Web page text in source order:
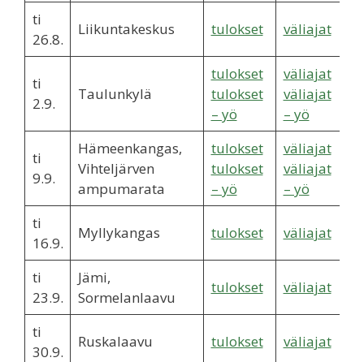
ti
26.8.
Liikuntakeskus tulokset väliajat
ti
2.9.
Taulunkylä
tulokset
tulokset
– yö
väliajat
väliajat
– yö
ti
9.9.
Hämeenkangas,
Vihteljärven
ampumarata
tulokset
tulokset
– yö
väliajat
väliajat
– yö
ti
16.9.
Myllykangas tulokset väliajat
ti
23.9.
Jämi,
Sormelanlaavu
tulokset väliajat
ti
30.9.
Ruskalaavu tulokset väliajat